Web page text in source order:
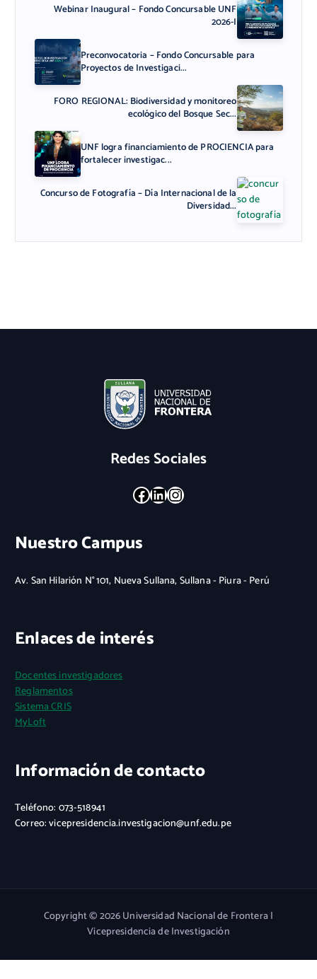
Webinar Inaugural – Fondo Concursable UNF
2026-I
Preconvocatoria – Fondo Concursable para
Proyectos de Investigaci...
FORO REGIONAL: Biodiversidad y monitoreo
ecológico del Bosque Sec...
UNF logra financiamiento de PROCIENCIA para
fortalecer investigac...
Concurso de Fotografía – Día Internacional de la
Diversidad...
Redes Sociales
Facebook LinkedIn Instagram
Nuestro Campus
Av. San Hilarión N° 101, Nueva Sullana, Sullana - Piura - Perú
Enlaces de interés
Docentes investigadores
Reglamentos
Sistema CRIS
MyLoft
Información de contacto
Teléfono: 073-518941
Correo: vicepresidencia.investigacion@unf.edu.pe
Copyright © 2026 Universidad Nacional de Frontera |
Vicepresidencia de Investigación